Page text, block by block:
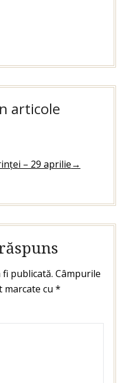
articole
– 29 aprilie→
fi publicată. Câmpurile
cu *